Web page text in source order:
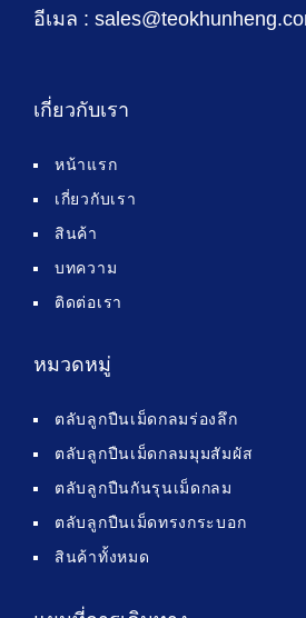
อีเมล :
เกี่ยวกับเรา
หน้าแรก
เกี่ยวกับเรา
สินค้า
บทความ
ติดต่อเรา
หมวดหมู่
ตลับลูกปืนเม็ดกลมร่องลึก
ตลับลูกปืนเม็ดกลมมุมสัมผัส
ตลับลูกปืนกันรุนเม็ดกลม
ตลับลูกปืนเม็ดทรงกระบอก
สินค้าทั้งหมด